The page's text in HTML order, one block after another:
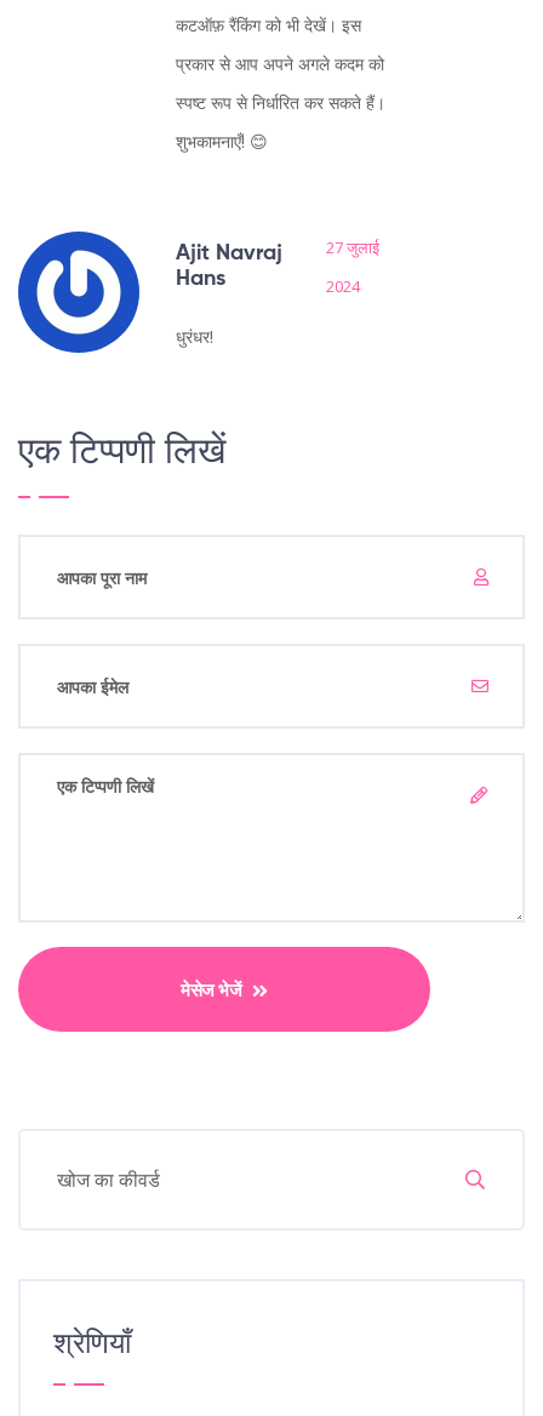
कटऑफ़ रैंकिंग को भी देखें। इस
प्रकार से आप अपने अगले कदम को
स्पष्ट रूप से निर्धारित कर सकते हैं।
शुभकामनाएँ! 😊
Ajit Navraj
Hans
27 जुलाई
2024
धुरंधर!
एक टिप्पणी लिखें
मेसेज भेजें
श्रेणियाँ